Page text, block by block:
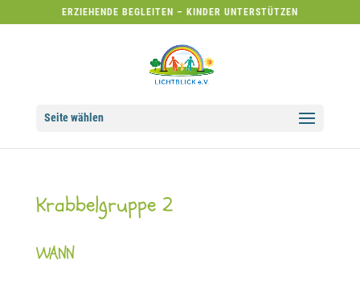
ERZIEHENDE BEGLEITEN – KINDER UNTERSTÜTZEN
Seite wählen
Krabbelgruppe 2
WANN